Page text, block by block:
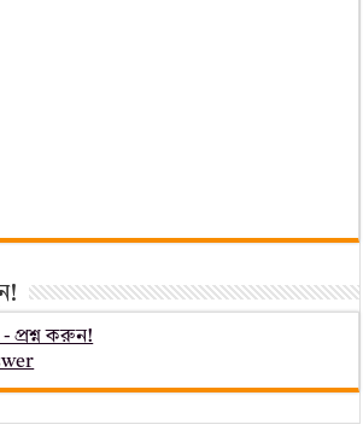
প্রশ্ন করুন!